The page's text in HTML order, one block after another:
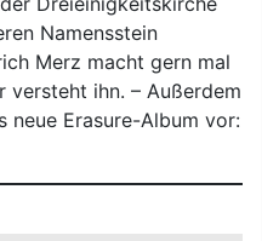
Namensstein
Merz macht gern mal
versteht ihn. – Außerdem
neue Erasure-Album vor: